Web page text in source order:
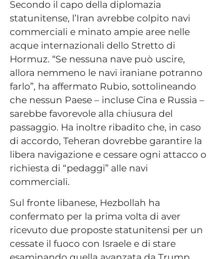
Secondo il capo della diplomazia
statunitense, l’Iran avrebbe colpito navi
commerciali e minato ampie aree nelle
acque internazionali dello Stretto di
Hormuz. “Se nessuna nave può uscire,
allora nemmeno le navi iraniane potranno
farlo”, ha affermato Rubio, sottolineando
che nessun Paese – incluse Cina e Russia –
sarebbe favorevole alla chiusura del
passaggio. Ha inoltre ribadito che, in caso
di accordo, Teheran dovrebbe garantire la
libera navigazione e cessare ogni attacco o
richiesta di “pedaggi” alle navi
commerciali.
Sul fronte libanese, Hezbollah ha
confermato per la prima volta di aver
ricevuto due proposte statunitensi per un
cessate il fuoco con Israele e di stare